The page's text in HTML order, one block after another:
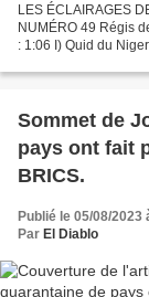
LES ÉCLAIRAGES
NUMÉRO 49 Régis
: 1:06 I) Quid du
Sommet de
pays ont fait
BRICS.
Publié le 05/08/2023
Par El Diablo